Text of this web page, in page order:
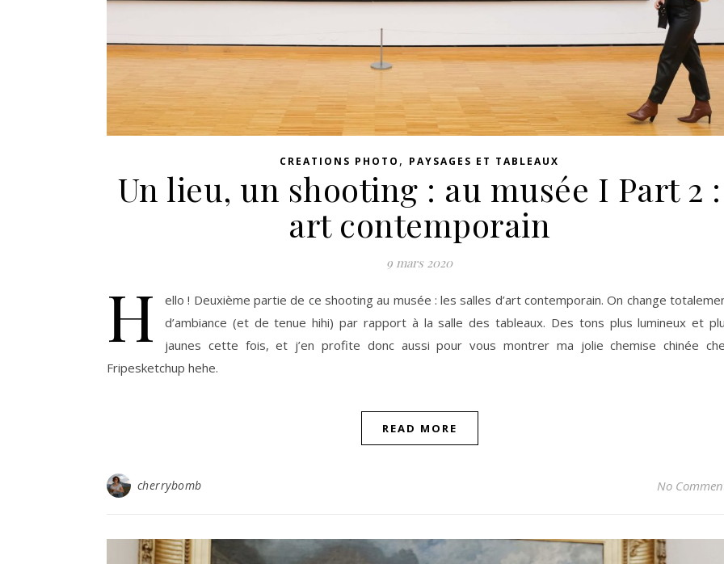
CREATIONS PHOTO , PAYSAGES ET TABLEAUX
Un lieu, un shooting : au musée I Part 2 :
art contemporain
9 mars 2020
H
ello ! Deuxième partie de ce shooting au musée : les salles d’art contemporain. On change
d’ambiance (et de tenue hihi) par rapport à la salle des tableaux. Des tons plus lumineux et
jaunes cette fois, et j’en profite donc aussi pour vous montrer ma jolie chemise chinée
Fripesketchup hehe.
READ MORE
cherrybomb No